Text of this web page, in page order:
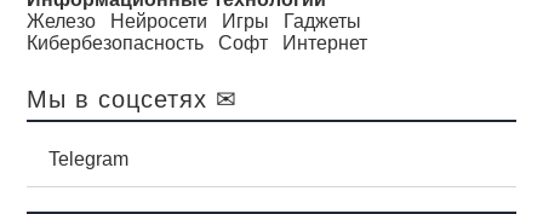
Железо
Нейросети Игры
Гаджеты
Кибербезопасность
Софт Интернет
Мы в соцсетях ✉
Telegram